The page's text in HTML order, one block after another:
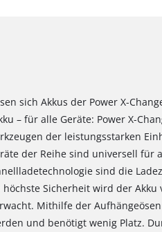
sich Akkus der Power X-
– für alle Geräte: Power X-
der leistungsstarken
der Reihe sind universell für
sind die
Sicherheit wird der Akku
Mithilfe der
und benötigt wenig Platz.